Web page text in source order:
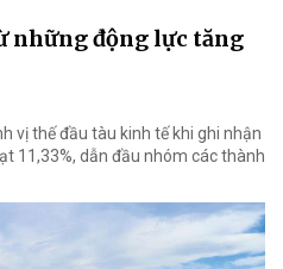
những động lực tăng
vị thế đầu tàu kinh tế khi ghi nhận
11,33%, dẫn đầu nhóm các thành